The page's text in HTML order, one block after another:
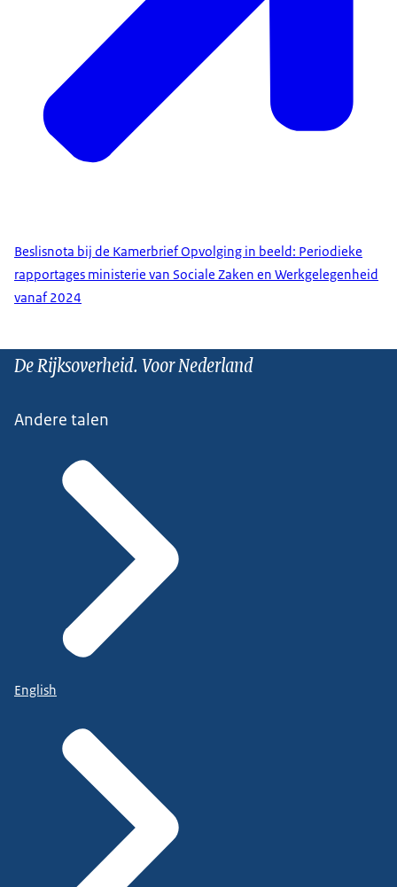
Beslisnota bij de Kamerbrief Opvolging in beeld: Periodieke
rapportages ministerie van Sociale Zaken en Werkgelegenheid
vanaf 2024
De Rijksoverheid. Voor Nederland
Andere talen
English